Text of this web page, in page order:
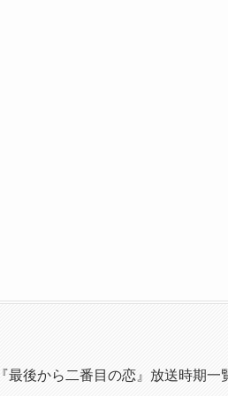
『最後から二番目の恋』放送時期一